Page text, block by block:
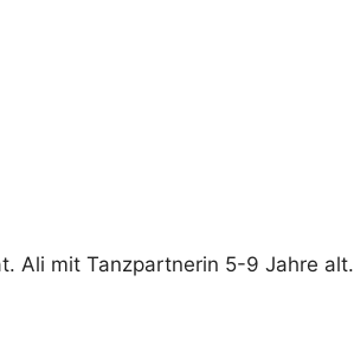
Ali mit Tanzpartnerin 5-9 Jahre alt.